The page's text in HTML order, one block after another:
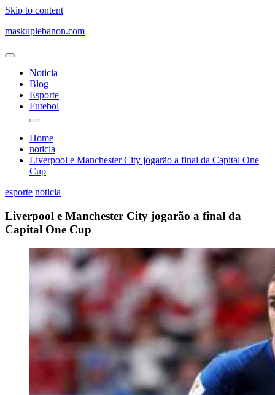
Skip to content
maskuplebanon.com
Noticia
Blog
Esporte
Futebol
Home
noticia
Liverpool e Manchester City jogarão a final da Capital One
Cup
esporte noticia
Liverpool e Manchester City jogarão a final da
Capital One Cup